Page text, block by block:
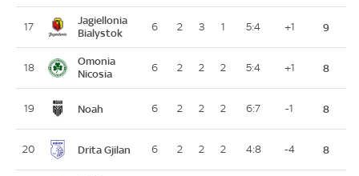
17
Jagiellonia
Bialystok
6 2 3 1 5:4 +1 9
18
Omonia
Nicosia
6 2 2 2 5:4 +1 8
19 Noah 6 2 2 2 6:7 -1 8
20 Drita Gjilan 6 2 2 2 4:8 -4 8